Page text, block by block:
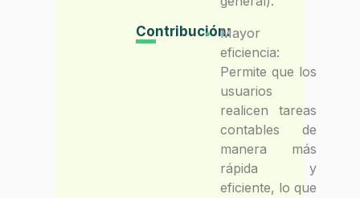
Contribución:Mayor
eficiencia:
Permite que los
usuarios
realicen tareas
contables de
manera más
rápida y
eficiente, lo que